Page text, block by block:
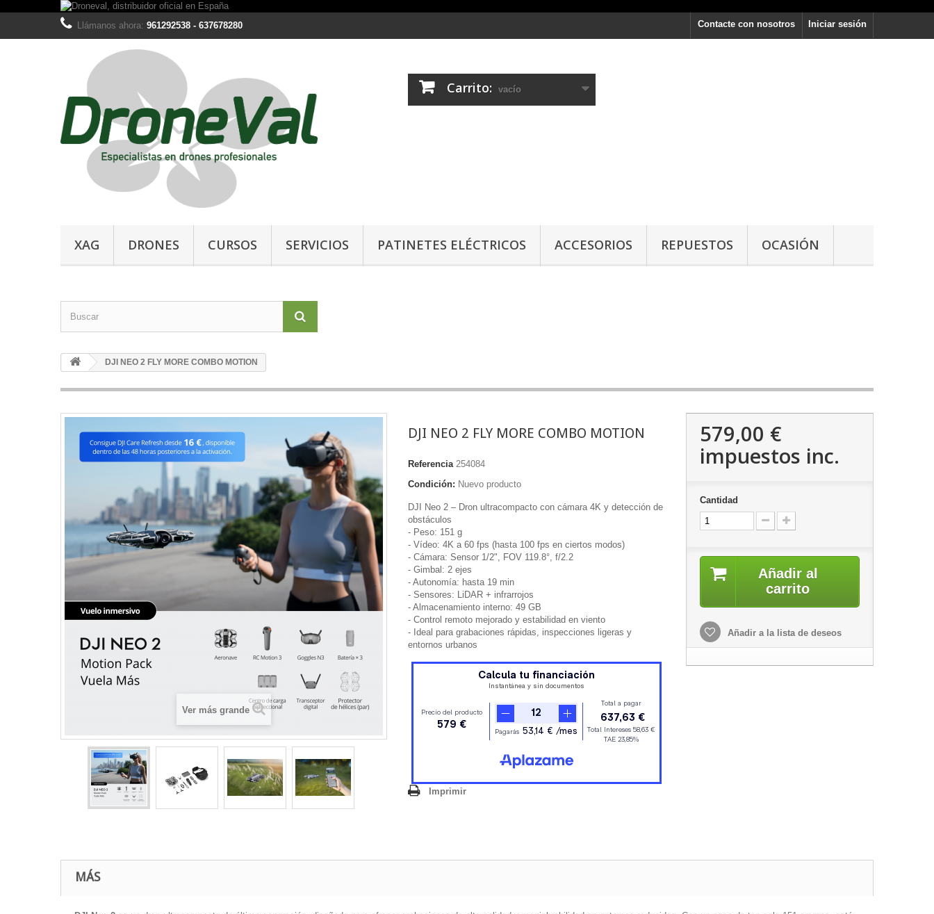
Iniciar sesión
Contacte con nosotros
Llámanos ahora: 961292538 - 637678280
Carrito: vacío
XAG DRONES CURSOS SERVICIOS PATINETES ELÉCTRICOS ACCESORIOS REPUESTOS OCASIÓN
DJI NEO 2 FLY MORE COMBO MOTION
Ver más grande
DJI NEO 2 FLY MORE COMBO MOTION
Referencia 254084
Condición: Nuevo producto
DJI Neo 2 – Dron ultracompacto con cámara 4K y detección de
obstáculos
- Peso: 151 g
- Vídeo: 4K a 60 fps (hasta 100 fps en ciertos modos)
- Cámara: Sensor 1/2", FOV 119.8°, f/2.2
- Gimbal: 2 ejes
- Autonomía: hasta 19 min
- Sensores: LiDAR + infrarrojos
- Almacenamiento interno: 49 GB
- Control remoto mejorado y estabilidad en viento
- Ideal para grabaciones rápidas, inspecciones ligeras y
entornos urbanos
Imprimir
579,00 €
impuestos inc.
Cantidad
Añadir al
carrito
Añadir a la lista de deseos
MÁS